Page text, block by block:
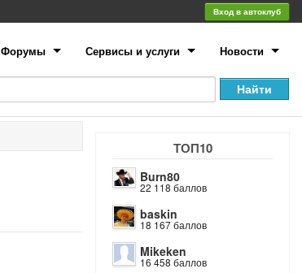
Вход в автоклуб
Форумы Сервисы и услуги Новости
ТОП10
Burn80
22 118 баллов
baskin
18 167 баллов
Mikeken
16 458 баллов